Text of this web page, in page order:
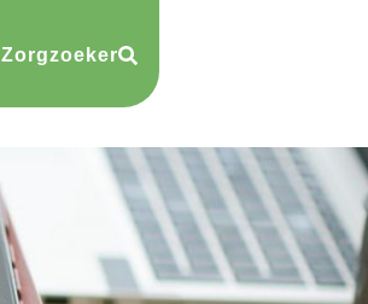
Zorgzoeker